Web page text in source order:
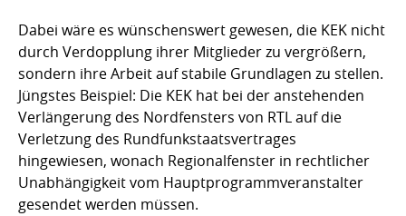
Dabei wäre es wünschenswert gewesen, die KEK nicht
durch Verdopplung ihrer Mitglieder zu vergrößern,
sondern ihre Arbeit auf stabile Grundlagen zu stellen.
Jüngstes Beispiel: Die KEK hat bei der anstehenden
Verlängerung des Nordfensters von RTL auf die
Verletzung des Rundfunkstaatsvertrages
hingewiesen, wonach Regionalfenster in rechtlicher
Unabhängigkeit vom Hauptprogrammveranstalter
gesendet werden müssen.